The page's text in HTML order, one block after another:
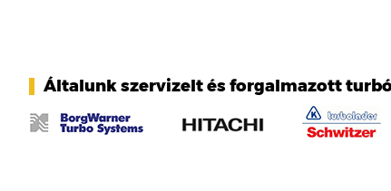
Általunk szervizelt és forgalmazott